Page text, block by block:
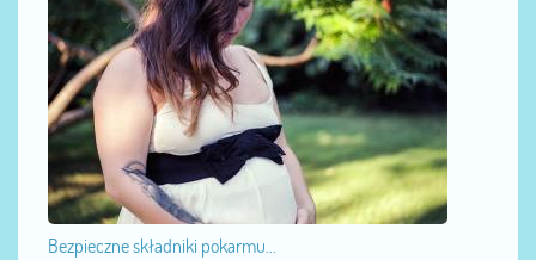
Bezpieczne składniki pokarmu...